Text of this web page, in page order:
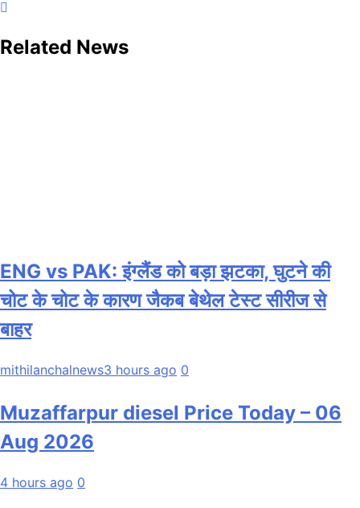
Related News
ENG vs PAK: इंग्लैंड को बड़ा झटका, घुटने की
चोट के चोट के कारण जैकब बेथेल टेस्ट सीरीज से
बाहर
mithilanchalnews3 hours ago 0
Muzaffarpur diesel Price Today – 06
Aug 2026
4 hours ago 0